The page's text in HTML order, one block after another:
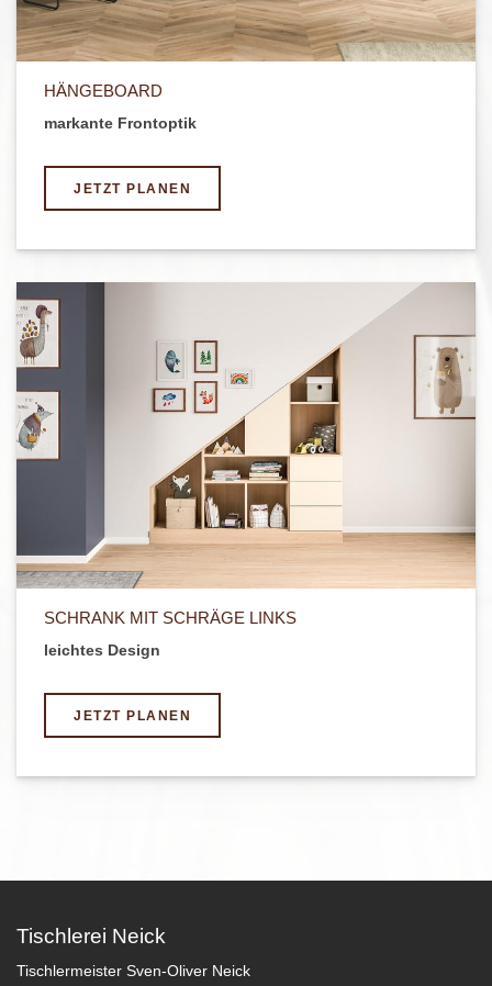
HÄNGEBOARD
markante Frontoptik
JETZT PLANEN
SCHRANK MIT SCHRÄGE LINKS
leichtes Design
JETZT PLANEN
Tischlerei Neick
Tischlermeister Sven-Oliver Neick